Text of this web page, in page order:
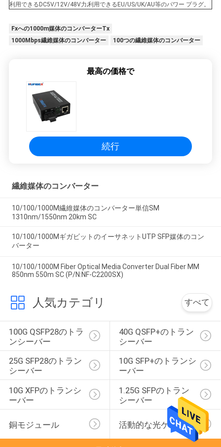
利用できるDC5V/12V/48V力;利用できるEU/US/UK/AU等のパワー プラグ。
Fxへの1000m媒体のコンバーターTx
1000Mbps繊維媒体のコンバーター
100つの繊維媒体のコンバーター
最高の価格で
続行
繊維媒体のコンバーター
10/100/1000M繊維媒体のコンバーター単信SM
1310nm/1550nm 20km SC
10/100/1000MギガビットのイーサネットUTP SFP媒体のコン
バーター
10/100/1000M Fiber Optical Media Converter Dual Fiber MM
850nm 550m SC (P/N:NF-C2200SX)
人気カテゴリ すべて
100G QSFP28のトラ
ンシーバー
40G QSFP+のトラン
シーバー
25G SFP28のトラン
シーバー
10G SFP+のトランシ
ーバー
10G XFPのトランシ
ーバー
1.25G SFPのトラン
シーバー
銅モジュール 活動的な光ケーブル